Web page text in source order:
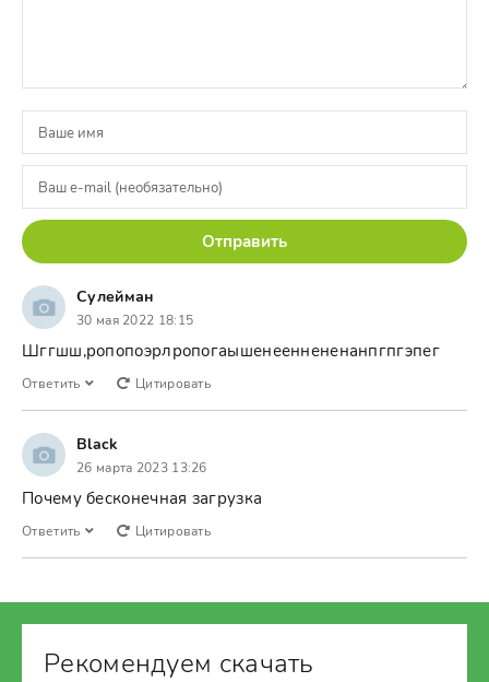
Отправить
Сулейман
30 мая 2022 18:15
Шггшш,ропопоэрлропогаышенееннененанпгпгэпег
Ответить Цитировать
Black
26 марта 2023 13:26
Почему бесконечная загрузка
Ответить Цитировать
Рекомендуем скачать